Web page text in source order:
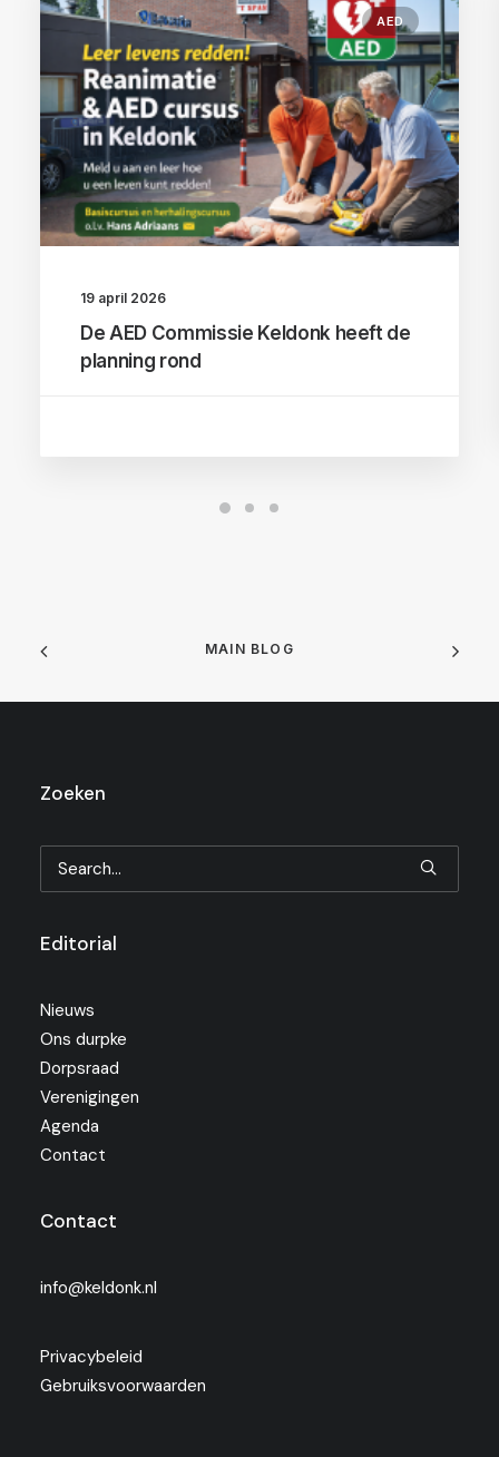
AED
19 april 2026
De AED Commissie Keldonk heeft de
planning rond
MAIN BLOG
Zoeken
Editorial
Nieuws
Ons durpke
Dorpsraad
Verenigingen
Agenda
Contact
Contact
info@keldonk.nl
Privacybeleid
Gebruiksvoorwaarden